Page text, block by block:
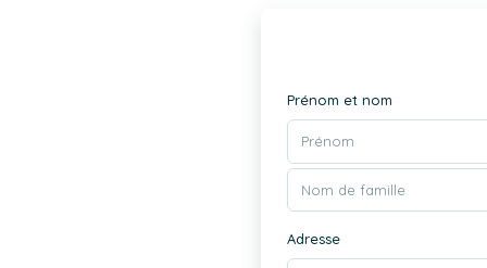
Prénom et nom
Adresse